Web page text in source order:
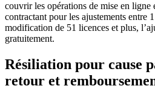
couvrir les opérations de mise en ligne
contractant pour les ajustements entre
modification de 51 licences et plus,
gratuitement.
Résiliation pour cause
retour et